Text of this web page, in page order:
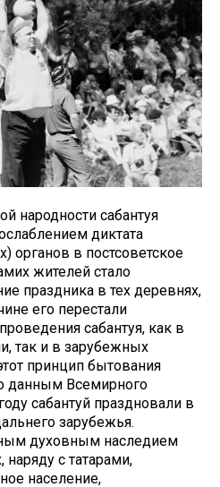
народности сабантуя
диктата
органов в постсоветское
жителей стало
праздника в тех деревнях,
его перестали
сабантуя, как в
так и в зарубежных
принцип бытования
данным Всемирного
сабантуй праздновали в
зарубежья.
духовным наследием
наряду с татарами,
население,